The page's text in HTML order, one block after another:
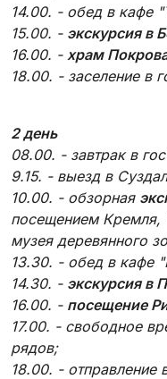
14.00. - обед в кафе
15.00. - экскурсия в
16.00. - храм
18.00. - заселение в
2 день
08.00. - завтрак в
9.15. - выезд в
10.00. - обзорная
посещением Кремля,
музея деревянного
13.30. - обед в кафе
14.30. - экскурсия в
16.00. - посещение
17.00. - свободное
рядов;
18.00. -